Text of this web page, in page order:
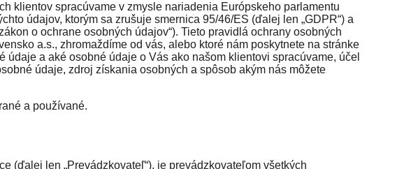
klientov spracúvame v zmysle nariadenia Európskeho parlamentu
údajov, ktorým sa zrušuje smernica 95/46/ES (ďalej len „GDPR“) a
o ochrane osobných údajov“). Tieto pravidlá ochrany osobných
a.s., zhromaždíme od vás, alebo ktoré nám poskytnete na stránke
a aké osobné údaje o Vás ako našom klientovi spracúvame, účel
údaje, zdroj získania osobných a spôsob akým nás môžete
a používané.
(ďalej len „Prevádzkovateľ“), je prevádzkovateľom všetkých